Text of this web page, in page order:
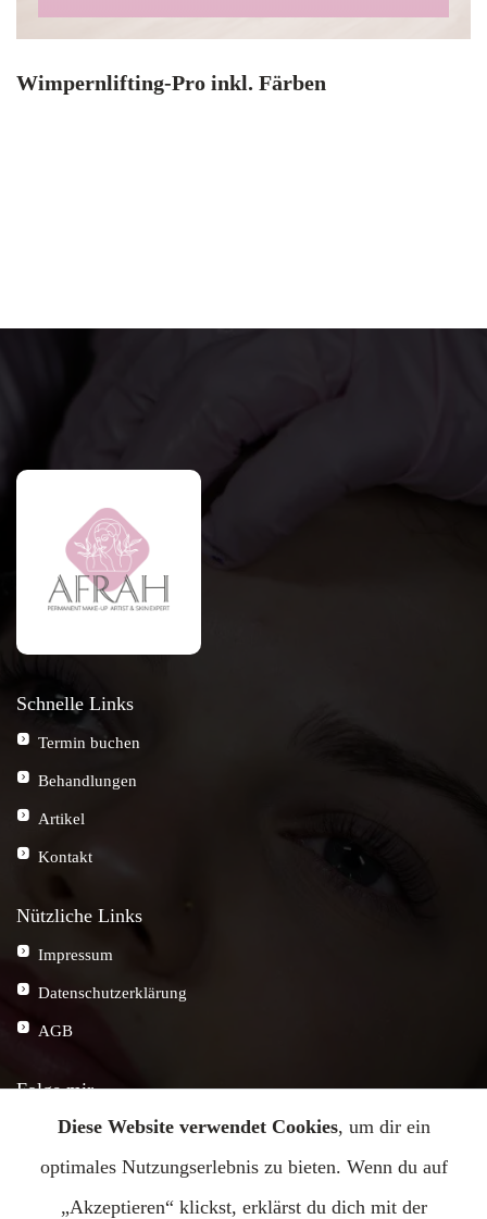
Wimpernlifting-Pro inkl. Färben
Schnelle Links
Termin buchen
Behandlungen
Artikel
Kontakt
Nützliche Links
Impressum
Datenschutzerklärung
AGB
Folge mir
Instagram
Telegram
WhatsApp
Diese Website verwendet Cookies, um dir ein
optimales Nutzungserlebnis zu bieten. Wenn du auf
„Akzeptieren“ klickst, erklärst du dich mit der